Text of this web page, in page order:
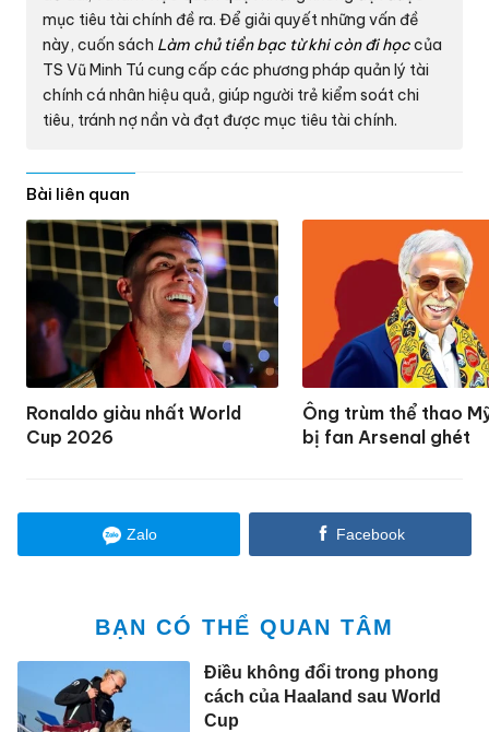
mục tiêu tài chính đề ra. Để giải quyết những vấn đề
này, cuốn sách Làm chủ tiền bạc từ khi còn đi họccủa
TS Vũ Minh Tú cung cấp các phương pháp quản lý tài
chính cá nhân hiệu quả, giúp người trẻ kiểm soát chi
tiêu, tránh nợ nần và đạt được mục tiêu tài chính.
Bài liên quan
Ronaldo giàu nhất World
Cup 2026
Ông trùm thể thao
bị fan Arsenal ghét
Zalo Facebook
BẠN CÓ THỂ QUAN TÂM
Điều không đổi trong phong
cách của Haaland sau World
Cup